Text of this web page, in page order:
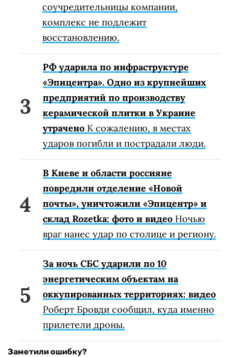
соучредительницы компании,
комплекс не подлежит
восстановлению.
РФ ударила по инфраструктуре
«Эпицентра». Одно из крупнейших
предприятий по производству
керамической плитки в Украине
утрачено К сожалению, в местах
ударов погибли и пострадали люди.
В Киеве и области россияне
повредили отделение «Новой
почты», уничтожили «Эпицентр» и
склад Rozetka: фото и видео Ночью
враг нанес удар по столице и региону.
За ночь СБС ударили по 10
энергетическим объектам на
оккупированных территориях: видео
Роберт Бровди сообщил, куда именно
прилетели дроны.
Заметили ошибку?